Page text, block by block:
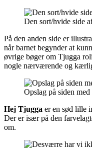
Den sort/hvide side
På den anden side er
når barnet begynder at
øvrige bøger om Tjugga
nogle nærværende og
Opslag på siden
Hej Tjugga er en sød lille
Der er især på den
om.